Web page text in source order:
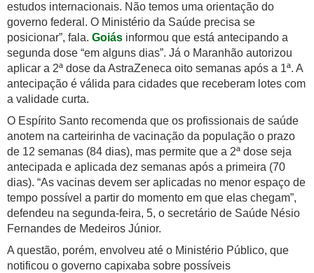
estudos internacionais. Não temos uma orientação do
governo federal. O Ministério da Saúde precisa se
posicionar”, fala. Goiás informou que está antecipando a
segunda dose “em alguns dias”. Já o Maranhão autorizou
aplicar a 2ª dose da AstraZeneca oito semanas após a 1ª. A
antecipação é válida para cidades que receberam lotes com
a validade curta.
O Espírito Santo recomenda que os profissionais de saúde
anotem na carteirinha de vacinação da população o prazo
de 12 semanas (84 dias), mas permite que a 2ª dose seja
antecipada e aplicada dez semanas após a primeira (70
dias). “As vacinas devem ser aplicadas no menor espaço de
tempo possível a partir do momento em que elas chegam”,
defendeu na segunda-feira, 5, o secretário de Saúde Nésio
Fernandes de Medeiros Júnior.
A questão, porém, envolveu até o Ministério Público, que
notificou o governo capixaba sobre possíveis